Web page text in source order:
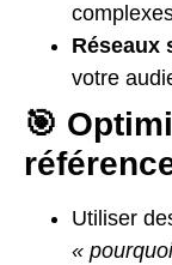
Réseaux
votre
🎯
Utiliser
«